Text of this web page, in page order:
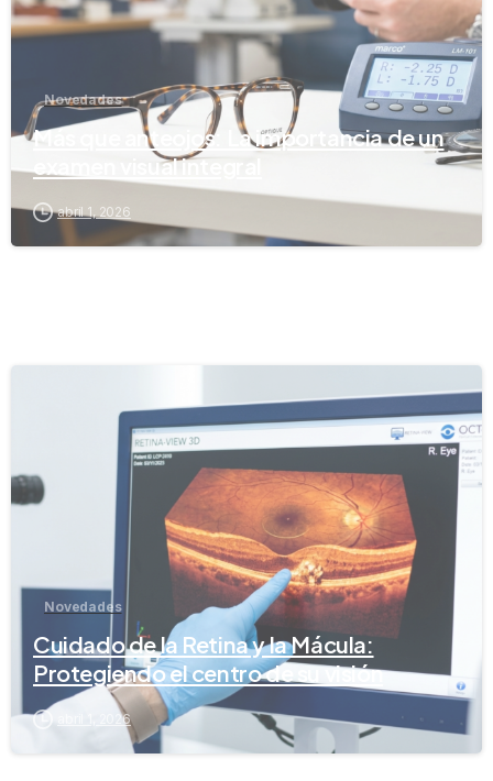
Novedades
Más que anteojos: La importancia de un
examen visual integral
abril 1, 2026
-
Novedades
Cuidado de la Retina y la Mácula:
Protegiendo el centro de su visión
abril 1, 2026